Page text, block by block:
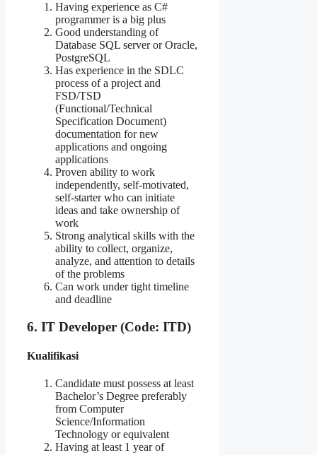
Having experience as C#
programmer is a big plus
Good understanding of
Database SQL server or Oracle,
PostgreSQL
Has experience in the SDLC
process of a project and
FSD/TSD
(Functional/Technical
Specification Document)
documentation for new
applications and ongoing
applications
Proven ability to work
independently, self-motivated,
self-starter who can initiate
ideas and take ownership of
work
Strong analytical skills with the
ability to collect, organize,
analyze, and attention to details
of the problems
Can work under tight timeline
and deadline
6. IT Developer (Code: ITD)
Kualifikasi
Candidate must possess at least
Bachelor’s Degree preferably
from Computer
Science/Information
Technology or equivalent
Having at least 1 year of